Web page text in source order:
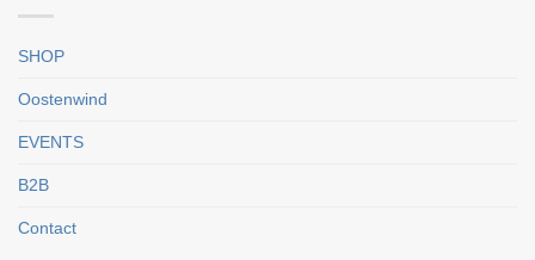
SHOP
Oostenwind
EVENTS
B2B
Contact